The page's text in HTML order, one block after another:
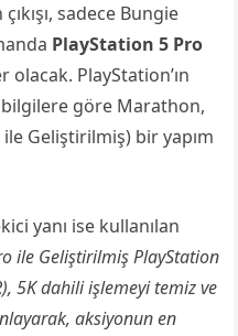
sadece Bungie
PlayStation 5 Pro
PlayStation’ın
göre Marathon,
ile Geliştirilmiş) bir yapım
yanı ise kullanılan
ile Geliştirilmiş PlayStation
5K dahili işlemeyi temiz ve
aksiyonun en